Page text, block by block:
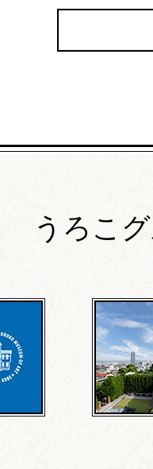
うろこ